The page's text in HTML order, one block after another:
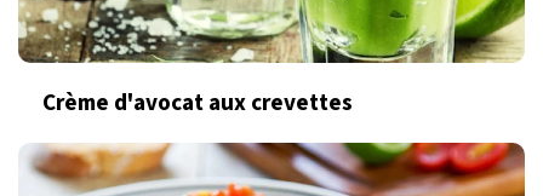
Crème d'avocat aux crevettes